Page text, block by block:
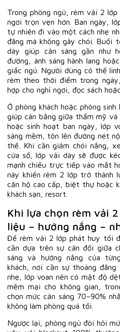
Trong phòng ngủ, rèm vải 2
ngơi trọn vẹn hơn. Ban ngày,
tự nhiên đi vào một cách nhẹ
đãng mà không gây chói. Buổi
dày giúp cản sáng gần như
đường, ánh sáng hành lang
giấc ngủ. Người dùng có thể
rèm theo thời điểm trong
hợp cho nghỉ ngơi, đọc sách
Ở phòng khách hoặc phòng
giúp cân bằng giữa thẩm mỹ và
hoặc sinh hoạt ban ngày, lớp
sáng mềm, tôn lên đường nét
thể. Khi cần giảm chói nắng,
cửa sổ, lớp vải dày sẽ được
mạnh chiếu trực tiếp vào mắt
này khiến rèm 2 lớp trở thành
căn hộ cao cấp, biệt thự hoặc
khách sạn, resort.
Khi lựa chọn rèm vải
liệu – hướng nắng –
Để rèm vải 2 lớp phát huy tối
cần dựa trên sự cân đối giữa
sáng và hướng nắng của
khách, nơi cần sự thoáng
nhẹ, lớp voan nên có mật độ
mềm mại cho không gian,
chọn mức cản sáng 70–90%
không làm phòng quá tối.
Ngược lại, phòng ngủ đòi hỏi